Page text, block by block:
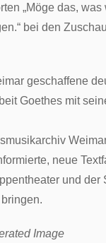
„Möge das, was
bei den
geschaffene
Goethes mit
neue
und der
Image